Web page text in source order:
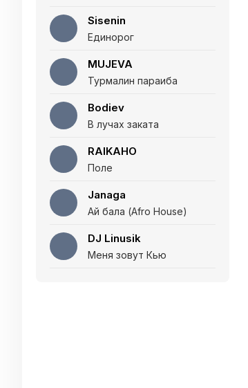
Sisenin
Единорог
MUJEVA
Турмалин параиба
Bodiev
В лучах заката
RAIKAHO
Поле
Janaga
Ай бала (Afro House)
DJ Linusik
Меня зовут Кью